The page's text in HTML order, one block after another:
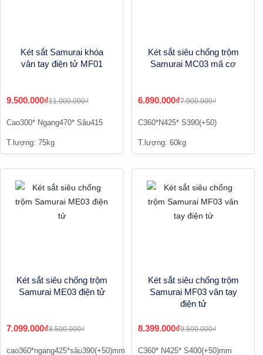
Két sắt Samurai khóa
vân tay điện tử MF01
9.500.000₫11.000.000₫
Cao300* Ngang470* Sâu415
T.lượng: 75kg
Két sắt siêu chống trộm
Samurai MC03 mã cơ
6.890.000₫7.900.000₫
C360*N425* S390(+50)
T.lượng: 60kg
Két sắt siêu chống trộm
Samurai ME03 điện tử
7.099.000₫8.500.000₫
cao360*ngang425*sâu390(+50)mm
Két sắt siêu chống trộm
Samurai MF03 vân tay
điện tử
8.399.000₫9.500.000₫
C360* N425* S400(+50)mm